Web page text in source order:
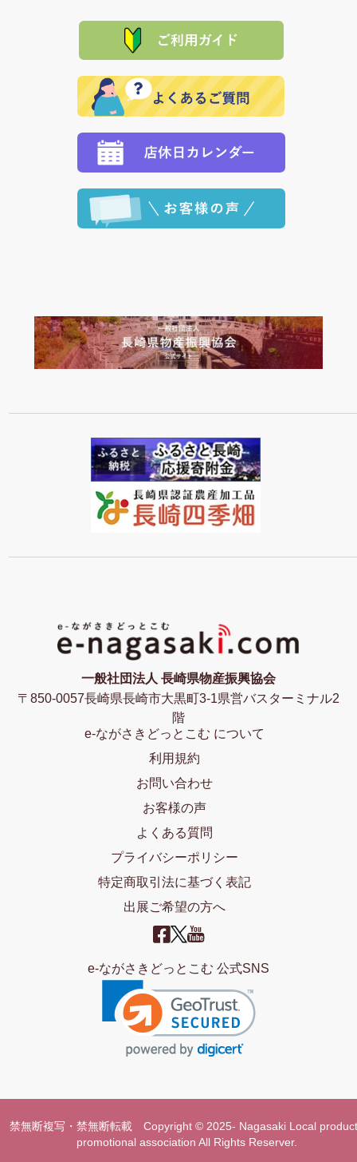
れの生産メーカーからお客様の元へ直送いたしますの
で、 それぞれ個別に送料が必要になります。
品代金を返金いたします。）
その際は誠に申し訳ありませんが、当協会までご注文
願いいたします。
た場合、お客様からの ご入金を確認した後で、商品を
※「クレジットカード」「PayPay」「楽天ペイ」を指
定された場合は、準備出来次第の便にてお送りいたし
ます。 （到着日指定をされている場合は、ご指定の日
程に合わせてお届けいたします。）
一般社団法人 長崎県物産振興協会
〒850-0057長崎県長崎市大黒町3-1県営バスターミナル2
階
e-ながさきどっとこむ について
利用規約
お問い合わせ
お客様の声
よくある質問
プライバシーポリシー
特定商取引法に基づく表記
出展ご希望の方へ
e-ながさきどっとこむ 公式SNS
禁無断複写・禁無断転載 Copyright © 2025- Nagasaki Local
promotional association All Rights Reserver.